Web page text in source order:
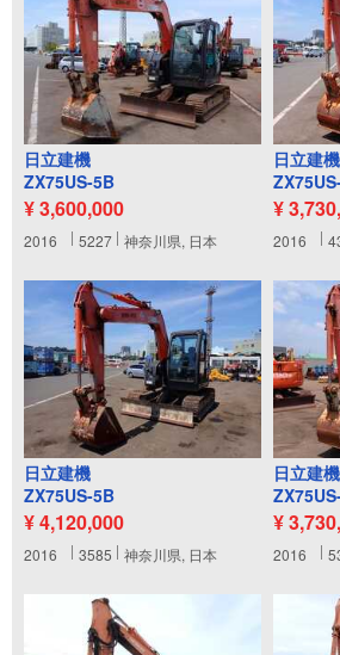
日立建機
ZX75US-5B
¥ 3,600,000
2016 5227 神奈川県, 日本
日立建機
¥
2016
日立建機
ZX75US-5B
¥ 4,120,000
2016 3585 神奈川県, 日本
日立建機
¥
2016